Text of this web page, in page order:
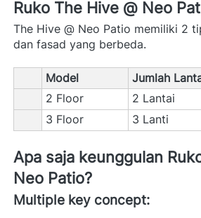
Ruko The Hive @ Neo
The Hive @ Neo Patio memiliki 2
dan fasad yang berbeda.
Model Jumlah
2 Floor
2 Lantai
3 Floor
3 Lanti
Apa saja keunggulan
Neo Patio?
Multiple key concept: